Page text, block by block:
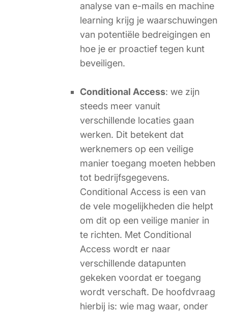
analyse van e-mails en machine
learning krijg je waarschuwingen
van potentiële bedreigingen en
hoe je er proactief tegen kunt
beveiligen.
Conditional Access: we zijn
steeds meer vanuit
verschillende locaties gaan
werken. Dit betekent dat
werknemers op een veilige
manier toegang moeten hebben
tot bedrijfsgegevens.
Conditional Access is een van
de vele mogelijkheden die helpt
om dit op een veilige manier in
te richten. Met Conditional
Access wordt er naar
verschillende datapunten
gekeken voordat er toegang
wordt verschaft. De hoofdvraag
hierbij is: wie mag waar, onder